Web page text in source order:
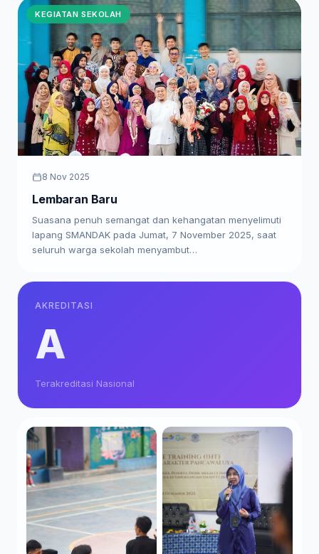
KEGIATAN SEKOLAH
8 Nov 2025
Lembaran Baru
Suasana penuh semangat dan kehangatan menyelimuti
lapang SMANDAK pada Jumat, 7 November 2025, saat
seluruh warga sekolah menyambut…
AKREDITASI
A
Terakreditasi Nasional